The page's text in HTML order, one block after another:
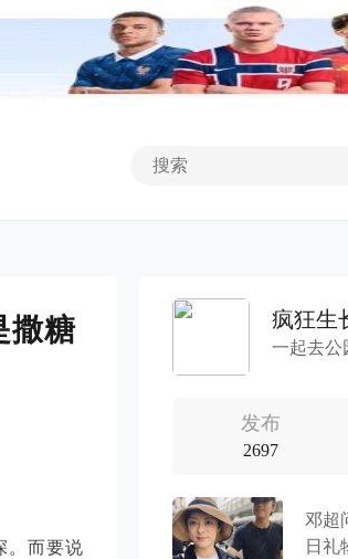
撒糖
。而要说
疯狂生
发布
2697
邓超
日礼